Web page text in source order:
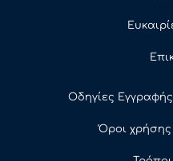
Οδηγίες
Όροι